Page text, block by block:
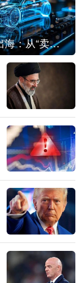
中国汽车出海：从“卖出去”到“走进去”